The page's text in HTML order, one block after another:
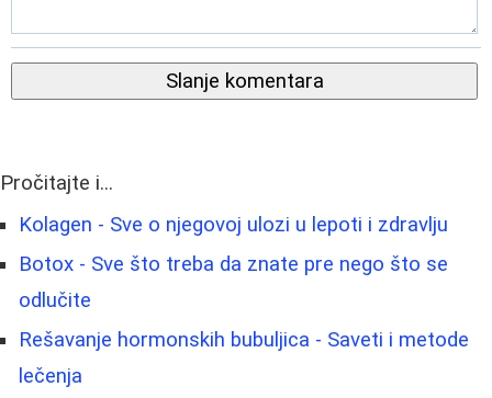
Slanje komentara
Pročitajte i...
Kolagen - Sve o njegovoj ulozi u lepoti i zdravlju
Botox - Sve što treba da znate pre nego što se
odlučite
Rešavanje hormonskih bubuljica - Saveti i metode
lečenja